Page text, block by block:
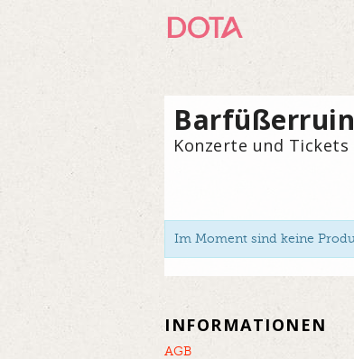
Konzerte und Tickets
Im Moment sind keine
INFORMATIONEN
AGB